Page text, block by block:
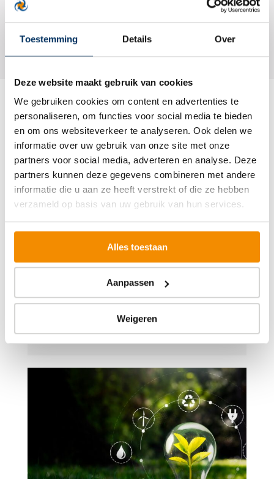
Toestemming Details Over
Deze website maakt gebruik van cookies
We gebruiken cookies om content en advertenties te
personaliseren, om functies voor social media te bieden
en om ons websiteverkeer te analyseren. Ook delen we
informatie over uw gebruik van onze site met onze
partners voor social media, adverteren en analyse. Deze
partners kunnen deze gegevens combineren met andere
informatie die u aan ze heeft verstrekt of die ze hebben
verzameld op basis van uw gebruik van hun services.
Alles toestaan
Aanpassen
Weigeren
Terug naar overzicht
Misschien ook interessant
De zorgzame samenleving; geen
vanzelfsprekende sluitpost!